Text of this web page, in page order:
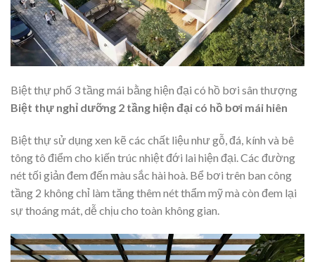
Biệt thự phố 3 tầng mái bằng hiện đại có hồ bơi sân thượng
Biệt thự nghỉ dưỡng 2 tầng hiện đại có hồ bơi mái hiên
Biệt thự sử dụng xen kẽ các chất liệu như gỗ, đá, kính và bê
tông tô điểm cho kiến trúc nhiệt đới lai hiện đại. Các đường
nét tối giản đem đến màu sắc hài hoà. Bể bơi trên ban công
tầng 2 không chỉ làm tăng thêm nét thẩm mỹ mà còn đem lại
sự thoáng mát, dễ chịu cho toàn không gian.